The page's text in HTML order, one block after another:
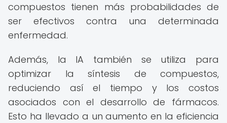
compuestos tienen más probabilidades de
ser efectivos contra una determinada
enfermedad.
Además, la IA también se utiliza para
optimizar la síntesis de compuestos,
reduciendo así el tiempo y los costos
asociados con el desarrollo de fármacos.
Esto ha llevado a un aumento en la eficiencia